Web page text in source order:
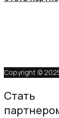
Copyright ©
Стать